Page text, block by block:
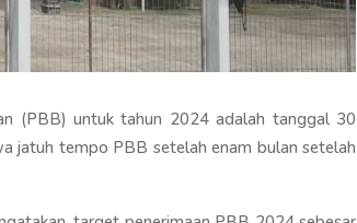
(PBB) untuk tahun 2024 adalah tanggal 30
jatuh tempo PBB setelah enam bulan setelah